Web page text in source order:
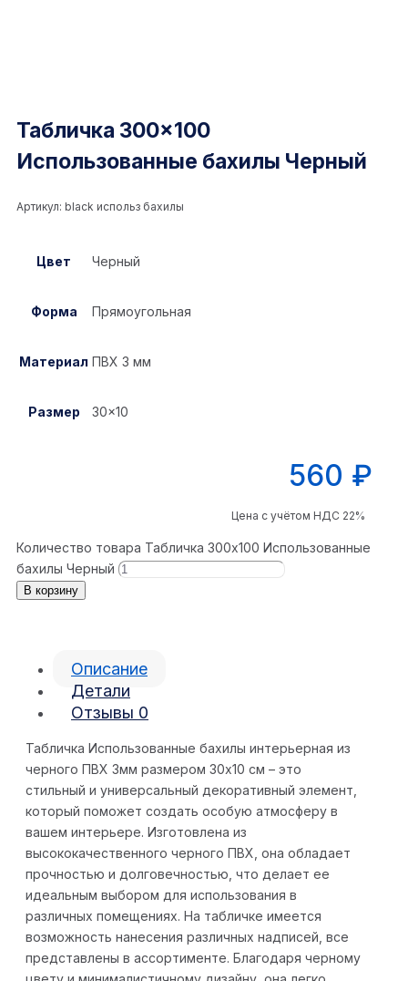
Табличка 300×100
Использованные бахилы Черный
Артикул: black использ бахилы
Цвет Черный
Форма Прямоугольная
Материал ПВХ 3 мм
Размер 30×10
560 ₽
Цена с учётом НДС 22%
Количество товара Табличка 300x100 Использованные
бахилы Черный
В корзину
Описание
Детали
Отзывы 0
Табличка Использованные бахилы интерьерная из
черного ПВХ 3мм размером 30х10 см – это
стильный и универсальный декоративный элемент,
который поможет создать особую атмосферу в
вашем интерьере. Изготовлена из
высококачественного черного ПВХ, она обладает
прочностью и долговечностью, что делает ее
идеальным выбором для использования в
различных помещениях. На табличке имеется
возможность нанесения различных надписей, все
представлены в ассортименте. Благодаря черному